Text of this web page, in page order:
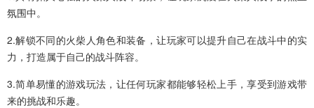
氛围中。
2.解锁不同的火柴人角色和装备，让玩家可以提升自己在战斗中的实
力，打造属于自己的战斗阵容。
3.简单易懂的游戏玩法，让任何玩家都能够轻松上手，享受到游戏带
来的挑战和乐趣。